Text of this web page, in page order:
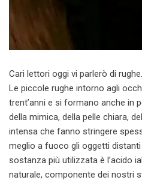
Cari lettori oggi vi parlerò di rughe.
Le piccole rughe intorno agli
trent’anni e si formano anche in
della mimica, della pelle chiara,
intensa che fanno stringere
meglio a fuoco gli oggetti
sostanza più utilizzata è l’acido
naturale, componente dei nostri